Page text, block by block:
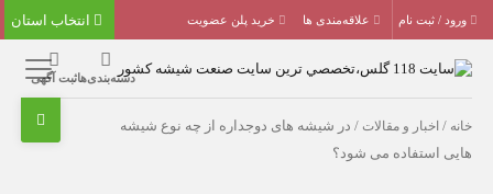
ورود / ثبت نام علاقه‌مندی ها خرید پلن عضویت
دسته‌بندی‌هاثبت آگهی
خانه/اخبار و مقالات/ در شیشه های دوجداره از چه نوع شیشه
هایی استفاده می شود؟